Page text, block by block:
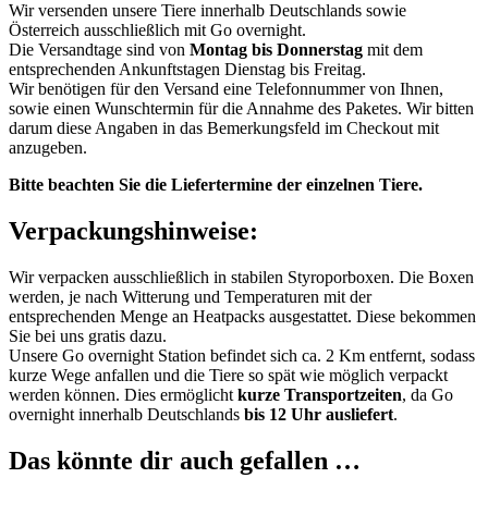
Wir versenden unsere Tiere innerhalb Deutschlands sowie
Österreich ausschließlich mit Go overnight.
Die Versandtage sind von Montag bis Donnerstag mit dem
entsprechenden Ankunftstagen Dienstag bis Freitag.
Wir benötigen für den Versand eine Telefonnummer von Ihnen,
sowie einen Wunschtermin für die Annahme des Paketes. Wir bitten
darum diese Angaben in das Bemerkungsfeld im Checkout mit
anzugeben.
Bitte beachten Sie die Liefertermine der einzelnen Tiere.
Verpackungshinweise:
Wir verpacken ausschließlich in stabilen Styroporboxen. Die Boxen
werden, je nach Witterung und Temperaturen mit der
entsprechenden Menge an Heatpacks ausgestattet. Diese bekommen
Sie bei uns gratis dazu.
Unsere Go overnight Station befindet sich ca. 2 Km entfernt, sodass
kurze Wege anfallen und die Tiere so spät wie möglich verpackt
werden können. Dies ermöglicht kurze Transportzeiten, da Go
overnight innerhalb Deutschlands bis 12 Uhr ausliefert.
Das könnte dir auch gefallen …